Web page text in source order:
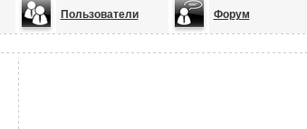
Пользователи Форум